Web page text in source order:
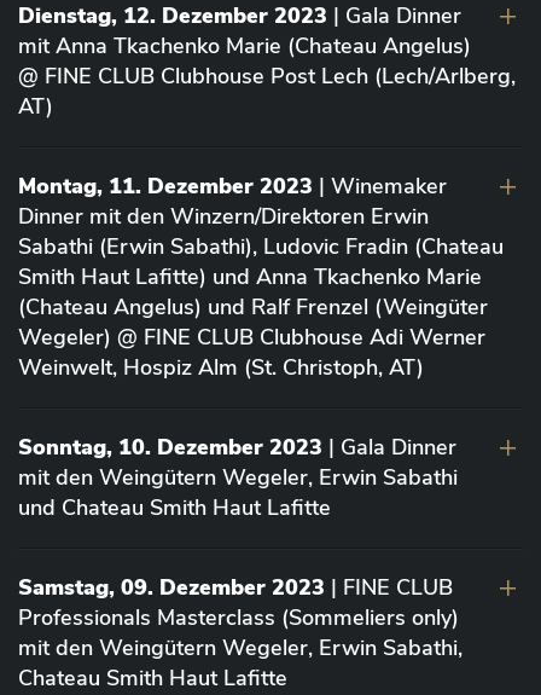
Dienstag, 12. Dezember 2023 | Gala Dinner
mit Anna Tkachenko Marie (Chateau Angelus)
@ FINE CLUB Clubhouse Post Lech (Lech/Arlberg,
AT)
Montag, 11. Dezember 2023 | Winemaker
Dinner mit den Winzern/Direktoren Erwin
Sabathi (Erwin Sabathi), Ludovic Fradin (Chateau
Smith Haut Lafitte) und Anna Tkachenko Marie
(Chateau Angelus) und Ralf Frenzel (Weingüter
Wegeler) @ FINE CLUB Clubhouse Adi Werner
Weinwelt, Hospiz Alm (St. Christoph, AT)
Sonntag, 10. Dezember 2023 | Gala Dinner
mit den Weingütern Wegeler, Erwin Sabathi
und Chateau Smith Haut Lafitte
Samstag, 09. Dezember 2023 | FINE CLUB
Professionals Masterclass (Sommeliers only)
mit den Weingütern Wegeler, Erwin Sabathi,
Chateau Smith Haut Lafitte